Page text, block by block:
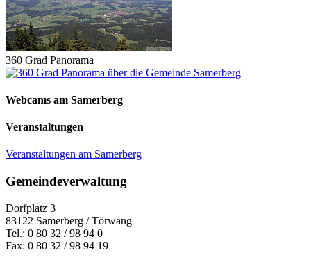
360 Grad Panorama
Webcams am Samerberg
Veranstaltungen
Veranstaltungen am Samerberg
Gemeindeverwaltung
Dorfplatz 3
83122 Samerberg / Törwang
Tel.: 0 80 32 / 98 94 0
Fax: 0 80 32 / 98 94 19